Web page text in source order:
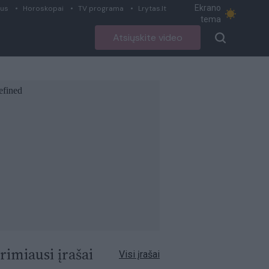
Horoskopai TV programa Lrytas.lt
Ekrano
tema
Atsiųskite video
įrašai Visi įrašai